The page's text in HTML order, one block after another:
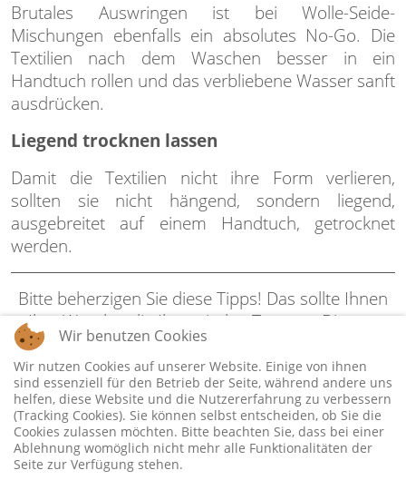
Brutales Auswringen ist bei Wolle-Seide-
Mischungen ebenfalls ein absolutes No-Go. Die
Textilien nach dem Waschen besser in ein
Handtuch rollen und das verbliebene Wasser sanft
ausdrücken.
Liegend trocknen lassen
Damit die Textilien nicht ihre Form verlieren,
sollten sie nicht hängend, sondern liegend,
ausgebreitet auf einem Handtuch, getrocknet
werden.
Bitte beherzigen Sie diese Tipps! Das sollte Ihnen
Ihre Wäsche, die Ihnen jeden Tag gute Dienste
leistet, wert sein.
Förstenberg Elfin © 2026 All Rights Reserved
Wir benutzen Cookies
Wir nutzen Cookies auf unserer Website. Einige von ihnen
sind essenziell für den Betrieb der Seite, während andere uns
helfen, diese Website und die Nutzererfahrung zu verbessern
(Tracking Cookies). Sie können selbst entscheiden, ob Sie die
Cookies zulassen möchten. Bitte beachten Sie, dass bei einer
Ablehnung womöglich nicht mehr alle Funktionalitäten der
Seite zur Verfügung stehen.